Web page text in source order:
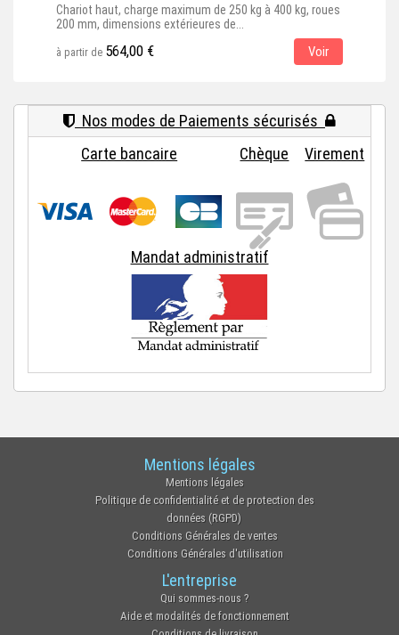
Chariot haut, charge maximum de 250 kg à 400 kg, roues
200 mm, dimensions extérieures de...
à partir de 564,00 € Voir
Nos modes de Paiements sécurisés
Carte bancaire
Chèque Virement
Mandat administratif
Mentions légales
Mentions légales
Politique de confidentialité et de protection des
données (RGPD)
Conditions Générales de ventes
Conditions Générales d'utilisation
L'entreprise
Qui sommes-nous ?
Aide et modalités de fonctionnement